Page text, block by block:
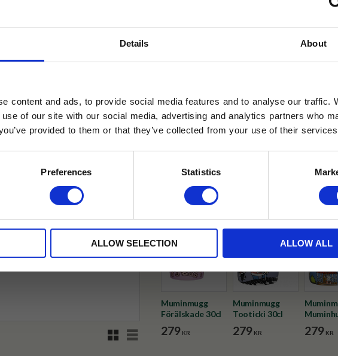
Details About
content and ads, to provide social media features and to analyse our traffic.
of our site with our social media, advertising and analytics partners who
provided to them or that they’ve collected from your use of their
Preferences Statistics
ALLOW SELECTION ALLOW ALL
RutnätsvyListvy
279KR
✓ Fri frakt över 399 kr
✓ Betala direkt eller inom 30 dagar
✓ Gratis teprov i varje beställning
Visa alla produkter från Moomin Arabia
Muminmugg
Förälskade 30cl
279 KR
Muminmugg
Tooticki 30cl
279 KR 279 KR
Läs mer
Rabatten fungerar endast
med andra erbjudanden.